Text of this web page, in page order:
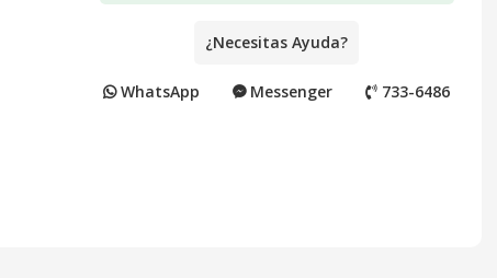
¿Necesitas Ayuda?
WhatsApp Messenger 733-6486